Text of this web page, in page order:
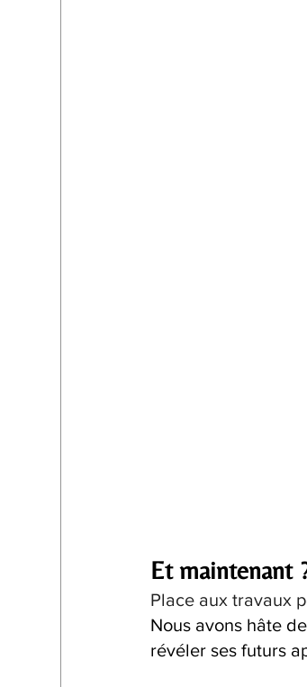
Et maintenant
Place aux travaux
Nous avons hâte
révéler ses futurs